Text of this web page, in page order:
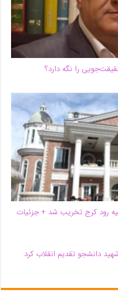
را نگه دارد؟
رود کرج تخریب شد + جزئیات